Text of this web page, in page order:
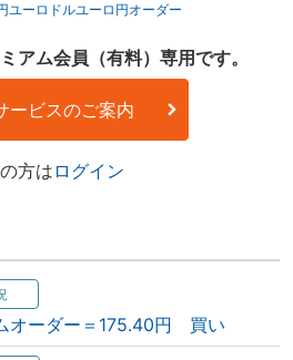
ユーロドルユーロ円オーダー
アム会員（有料）専用です。
ービスのご案内
方はログイン
オーダー＝175.40円 買い